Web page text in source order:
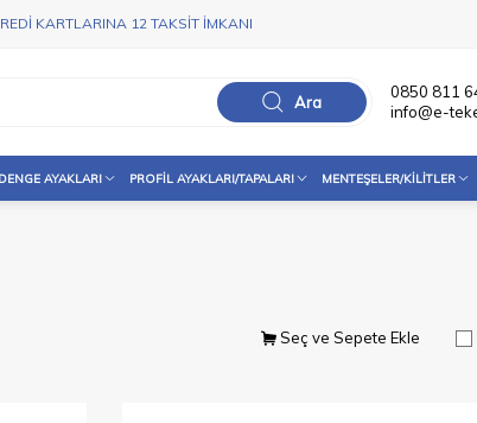
KARTLARINA 12 TAKSİT İMKANI
Ara
0850 811
info@e-
DENGE AYAKLARI PROFIL AYAKLARI/TAPALARI MENTEŞELER/KILITLER
Seç ve Sepete Ekle